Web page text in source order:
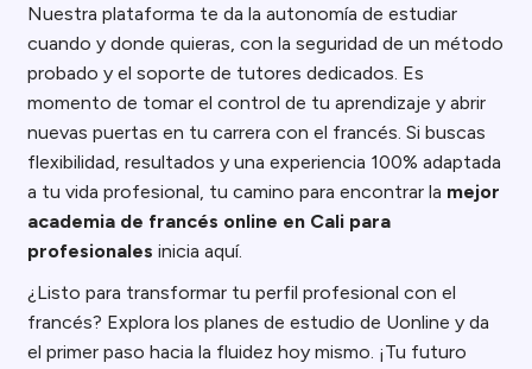
Nuestra plataforma te da la autonomía de estudiar
cuando y donde quieras, con la seguridad de un método
probado y el soporte de tutores dedicados. Es
momento de tomar el control de tu aprendizaje y abrir
nuevas puertas en tu carrera con el francés. Si buscas
flexibilidad, resultados y una experiencia 100% adaptada
a tu vida profesional, tu camino para encontrar la mejor
academia de francés online en Cali para
profesionales inicia aquí.
¿Listo para transformar tu perfil profesional con el
francés? Explora los planes de estudio de Uonline y da
el primer paso hacia la fluidez hoy mismo. ¡Tu futuro